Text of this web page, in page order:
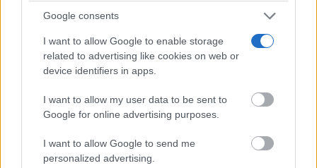
Google consents
I want to allow Google to enable storage
related to advertising like cookies on web or
device identifiers in apps.
I want to allow my user data to be sent to
Google for online advertising purposes.
I want to allow Google to send me
personalized advertising.
Di adiós a la cal del baño con estos sencillos consejos